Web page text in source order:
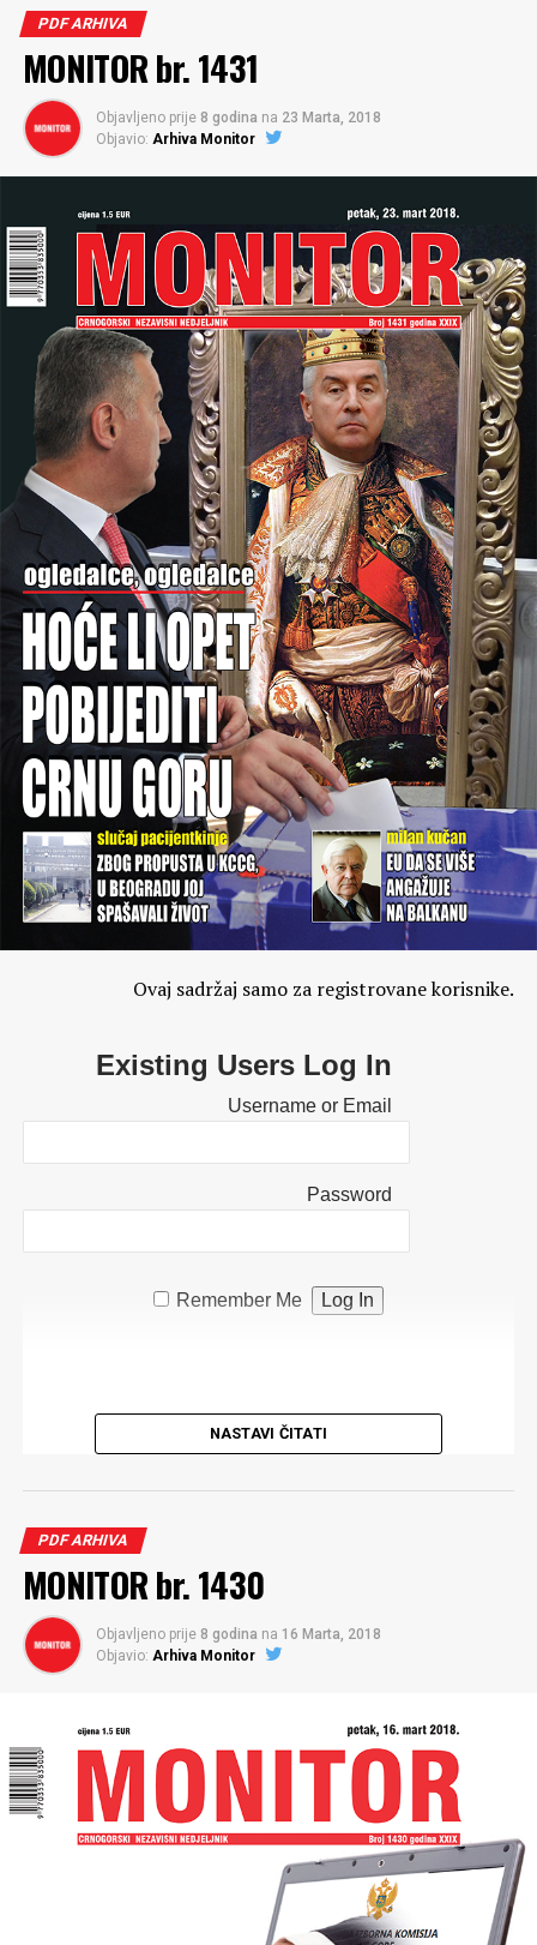
PDF ARHIVA
MONITOR br. 1431
Objavljeno prije 8 godina na 23 Marta, 2018
Objavio: Arhiva Monitor
Ovaj sadržaj samo za registrovane korisnike.
Existing Users Log In
Username or Email
Password
Remember Me
NASTAVI ČITATI
PDF ARHIVA
MONITOR br. 1430
Objavljeno prije 8 godina na 16 Marta, 2018
Objavio: Arhiva Monitor